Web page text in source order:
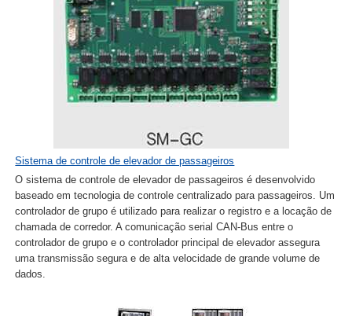
Sistema de controle de elevador de passageiros
O sistema de controle de elevador de passageiros é desenvolvido
baseado em tecnologia de controle centralizado para passageiros. Um
controlador de grupo é utilizado para realizar o registro e a locação de
chamada de corredor. A comunicação serial CAN-Bus entre o
controlador de grupo e o controlador principal de elevador assegura
uma transmissão segura e de alta velocidade de grande volume de
dados.